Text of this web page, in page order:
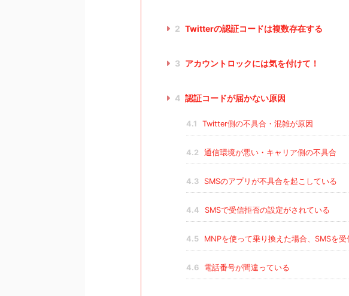
2 Twitterの認証コードは複数存在する
3 アカウントロックには気を付けて！
4 認証コードが届かない原因
4.1 Twitter側の不具合・混雑が原因
4.2 通信環境が悪い・キャリア側の不具合
4.3 SMSのアプリが不具合を起こしている
4.4 SMSで受信拒否の設定がされている
4.5 MNPを使って乗り換えた場合、SMSを
4.6 電話番号が間違っている